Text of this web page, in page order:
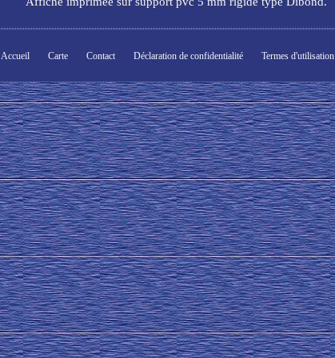
Accueil Carte Contact Déclaration de confidentialité Termes d'utilisation